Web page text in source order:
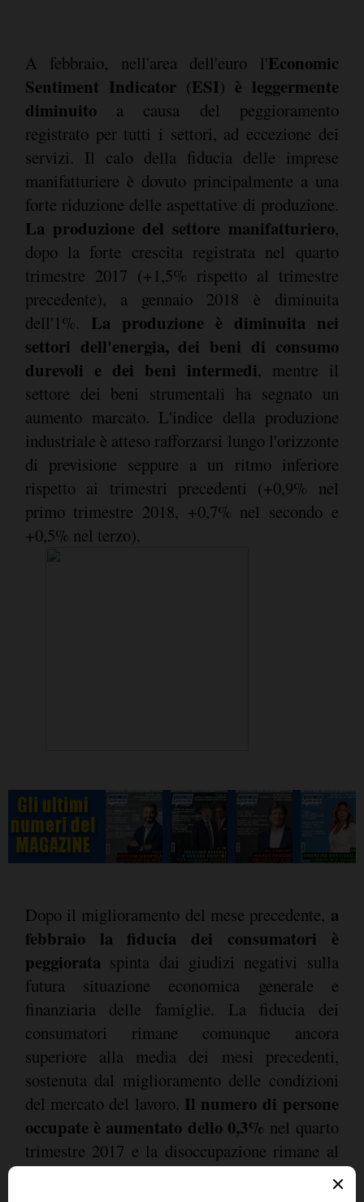
A febbraio, nell'area dell'euro l'Economic
Sentiment Indicator(ESI) è leggermente
diminuitoa causa del peggioramento
registrato per tutti i settori, ad eccezione dei
servizi. Il calo della fiducia delle imprese
manifatturiere è dovuto principalmente a una
forte riduzione delle aspettative di produzione.
La produzione del settore manifatturiero,
dopo la forte crescita registrata nel quarto
trimestre 2017 (+1,5% rispetto al trimestre
precedente), a gennaio 2018 è diminuita
dell'1%. La produzione è diminuita nei
settori dell'energia, dei beni di consumo
durevoli e dei beni intermedi, mentre il
settore dei beni strumentali ha segnato un
aumento marcato. L'indice della produzione
industriale è atteso rafforzarsi lungo l'orizzonte
di previsione seppure a un ritmo inferiore
rispetto ai trimestri precedenti (+0,9% nel
primo trimestre 2018, +0,7% nel secondo e
+0,5% nel terzo).
Dopo il miglioramento del mese precedente, a
febbraio la fiducia dei consumatori è
peggiorata spinta dai giudizi negativi sulla
futura situazione economica generale e
finanziaria delle famiglie. La fiducia dei
consumatori rimane comunque ancora
superiore alla media dei mesi precedenti,
sostenuta dal miglioramento delle condizioni
del mercato del lavoro. Il numero di persone
occupate è aumentato dello 0,3% nel quarto
trimestre 2017 e la disoccupazione rimane al
tasso più basso da dicembre 2008 (8,6%). In